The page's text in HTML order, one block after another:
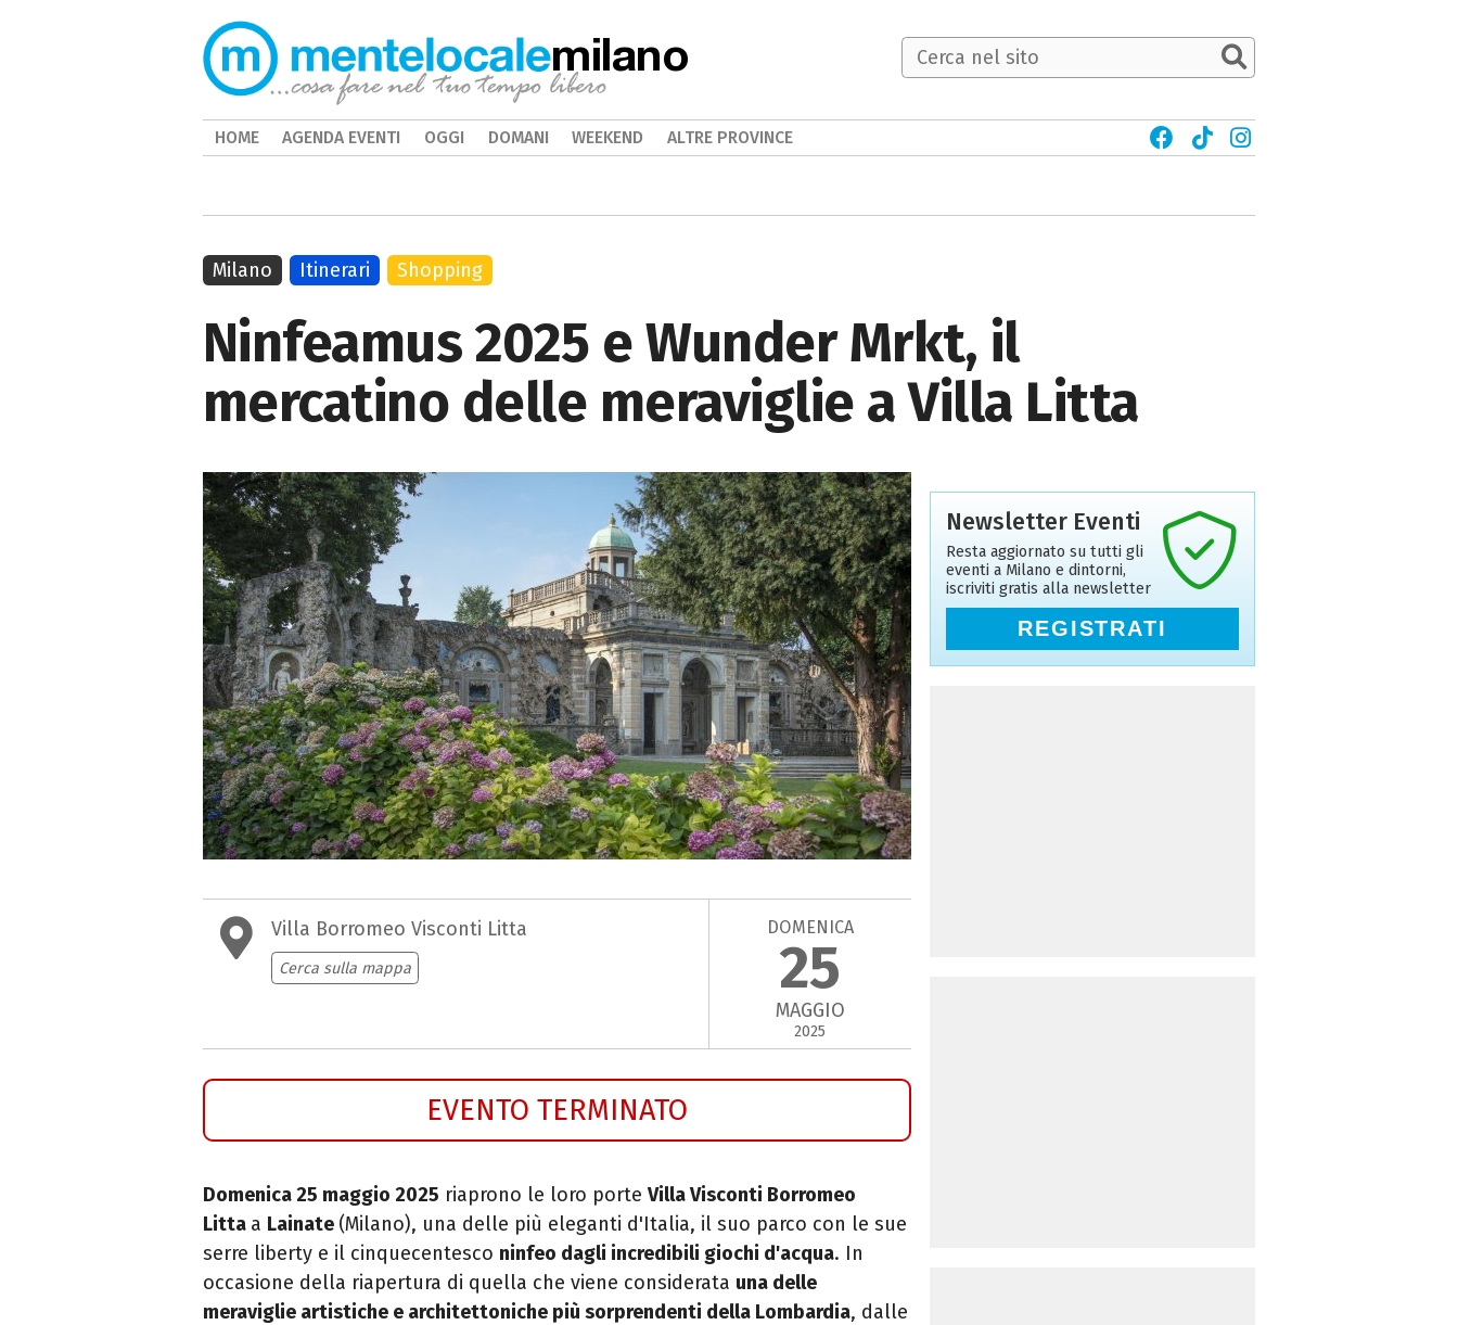
Ninfeamus 2025 e Wunder Mrkt, il
mercatino delle meraviglie a Villa Litta
Villa Borromeo Visconti Litta
Cerca sulla mappa
DOMENICA
25
MAGGIO
2025
EVENTO TERMINATO
Domenica 25 maggio 2025 riaprono le loro porte Villa Visconti Borromeo
Litta a Lainate (Milano), una delle più eleganti d'Italia, il suo parco con le sue
serre liberty e il cinquecentesco ninfeo dagli incredibili giochi d'acqua. In
occasione della riapertura di quella che viene considerata una delle
meraviglie artistiche e architettoniche più sorprendenti della Lombardia, dalle
Milano Itinerari Shopping
Newsletter Eventi
Resta aggiornato su tutti gli
eventi a Milano e dintorni,
iscriviti gratis alla newsletter
REGISTRATI
milano
HOME AGENDA EVENTI OGGI DOMANI WEEKEND ALTRE PROVINCE